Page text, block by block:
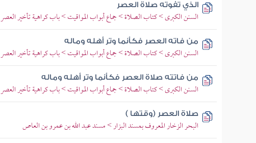
الذي تفوته صلاة العصر
السنن الكبرى > كتاب الصلاة > جماع أبواب المواقيت > باب كراهية تأخير العصر
من فاته العصر فكأنما وتر أهله وماله
السنن الكبرى > كتاب الصلاة > جماع أبواب المواقيت > باب كراهية تأخير العصر
من فاتته صلاة العصر فكأنما وتر أهله وماله
السنن الكبرى > كتاب الصلاة > جماع أبواب المواقيت > باب كراهية تأخير العصر
صلاة العصر (وقتها )
البحر الزخار المعروف بمسند البزار > مسند عبد الله بن عمرو بن العاص